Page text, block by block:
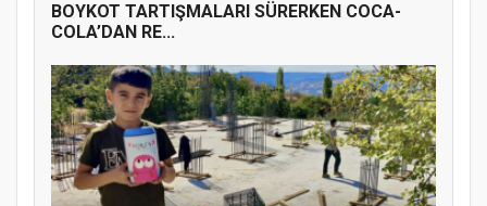
BOYKOT TARTIŞMALARI SÜRERKEN COCA-
COLA’DAN RE...